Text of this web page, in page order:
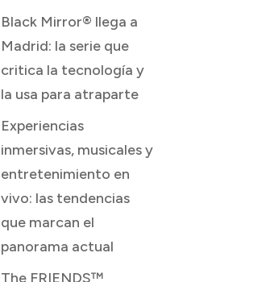
Black Mirror® llega a
Madrid: la serie que
critica la tecnología y
la usa para atraparte
Experiencias
inmersivas, musicales y
entretenimiento en
vivo: las tendencias
que marcan el
panorama actual
The FRIENDS™